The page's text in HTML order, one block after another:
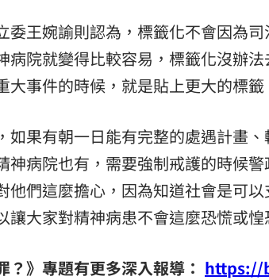
委王婉諭則認為，標籤化不會因為
病院就變得比較容易，標籤化沒辦
大事件的時候，就是貼上更大的標籤
如果有朝一日能有完整的處遇計畫
神病院也有，需要強制戒護的時候
他們這麼擔心，因為知道社會是可
讓大家對精神病患不會這麼恐慌或惶
？》專題有更多深入報導： https://